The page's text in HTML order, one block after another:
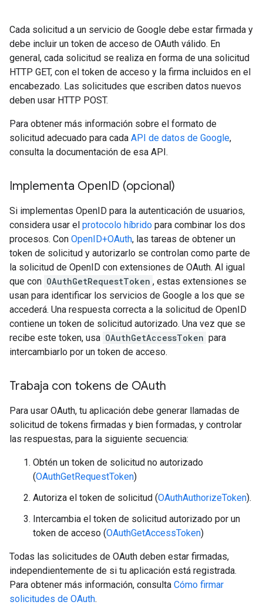
Cada solicitud a un servicio de Google debe estar firmada y
debe incluir un token de acceso de OAuth válido. En
general, cada solicitud se realiza en forma de una solicitud
HTTP GET, con el token de acceso y la firma incluidos en el
encabezado. Las solicitudes que escriben datos nuevos
deben usar HTTP POST.
Para obtener más información sobre el formato de
solicitud adecuado para cada API de datos de Google,
consulta la documentación de esa API.
Implementa OpenID (opcional)
Si implementas OpenID para la autenticación de usuarios,
considera usar el protocolo híbrido para combinar los dos
procesos. Con OpenID+OAuth, las tareas de obtener un
token de solicitud y autorizarlo se controlan como parte de
la solicitud de OpenID con extensiones de OAuth. Al igual
que con OAuthGetRequestToken , estas extensiones se
usan para identificar los servicios de Google a los que se
accederá. Una respuesta correcta a la solicitud de OpenID
contiene un token de solicitud autorizado. Una vez que se
recibe este token, usa OAuthGetAccessToken para
intercambiarlo por un token de acceso.
Trabaja con tokens de OAuth
Para usar OAuth, tu aplicación debe generar llamadas de
solicitud de tokens firmadas y bien formadas, y controlar
las respuestas, para la siguiente secuencia:
Obtén un token de solicitud no autorizado
(OAuthGetRequestToken)
Autoriza el token de solicitud (OAuthAuthorizeToken).
Intercambia el token de solicitud autorizado por un
token de acceso (OAuthGetAccessToken)
Todas las solicitudes de OAuth deben estar firmadas,
independientemente de si tu aplicación está registrada.
Para obtener más información, consulta Cómo firmar
solicitudes de OAuth.